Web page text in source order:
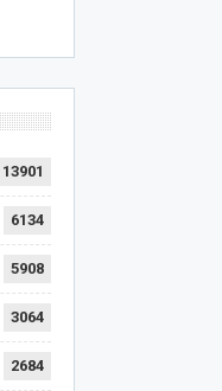
13901
6134
5908
3064
2684